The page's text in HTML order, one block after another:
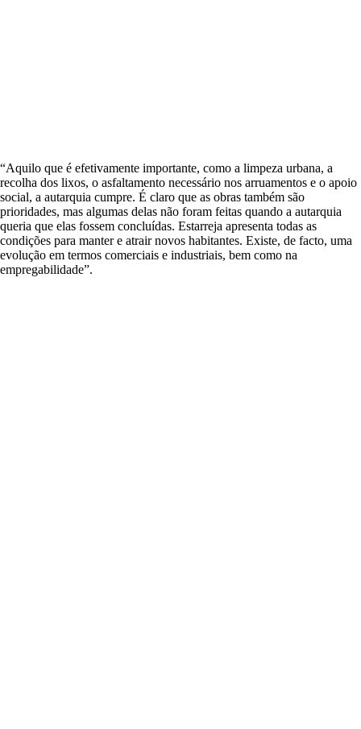
“Aquilo que é efetivamente importante, como a limpeza urbana, a
recolha dos lixos, o asfaltamento necessário nos arruamentos e o apoio
social, a autarquia cumpre. É claro que as obras também são
prioridades, mas algumas delas não foram feitas quando a autarquia
queria que elas fossem concluídas. Estarreja apresenta todas as
condições para manter e atrair novos habitantes. Existe, de facto, uma
evolução em termos comerciais e industriais, bem como na
empregabilidade”.